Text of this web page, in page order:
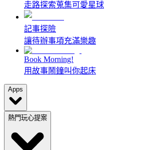
走路探索蒐集可愛星球
記事探險
讓待辦事項充滿樂趣
Book Morning!
用故事鬧鐘叫你起床
Apps
熱門玩心提案